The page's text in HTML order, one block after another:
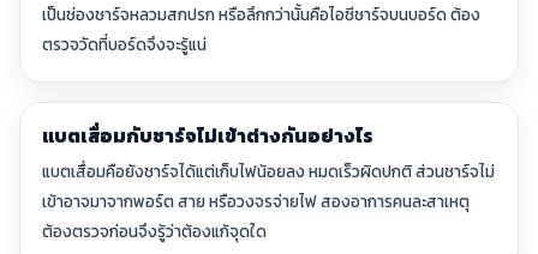
เป็นช่องชาร์จหลวมสกปรก หรือลึกกว่านั้นคือไอซีชาร์จบนบอร์ด ต้อง
ตรวจวัดที่บอร์ดจึงจะรู้แน่
แบตเสื่อมกับชาร์จไม่เข้าต่างกันอย่างไร
แบตเสื่อมคือยังชาร์จได้แต่เก็บไฟน้อยลง หมดเร็วผิดปกติ ส่วนชาร์จไม่
เข้าอาจมาจากพอร์ต สาย หรือวงจรจ่ายไฟ สองอาการคนละสาเหตุ
ต้องตรวจก่อนจึงรู้ว่าต้องแก้จุดใด